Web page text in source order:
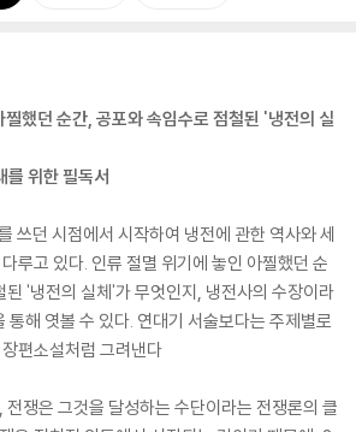
했던 순간, 공포와 속임수로 점철된 '냉전의 실
위한 필독서
던 시점에서 시작하여 냉전에 관한 역사와 세
루고 있다. 인류 절멸 위기에 놓인 아찔했던 순
'냉전의 실체'가 무엇인지, 냉전사의 수장이라
통해 엿볼 수 있다. 연대기 서술보다는 주제별로
편소설처럼 그려낸다
쟁은 그것을 달성하는 수단이라는 전쟁론의 클